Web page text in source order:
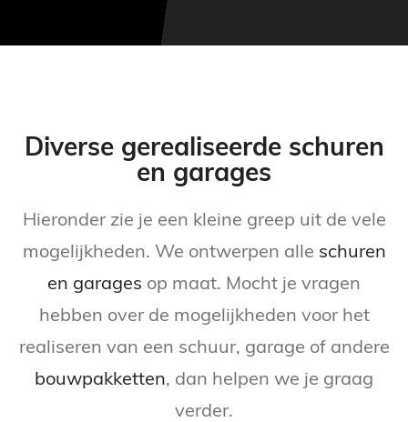
Diverse gerealiseerde schuren
en garages
Hieronder zie je een kleine greep uit de vele
mogelijkheden. We ontwerpen alle schuren
en garages op maat. Mocht je vragen
hebben over de mogelijkheden voor het
realiseren van een schuur, garage of andere
bouwpakketten, dan helpen we je graag
verder.